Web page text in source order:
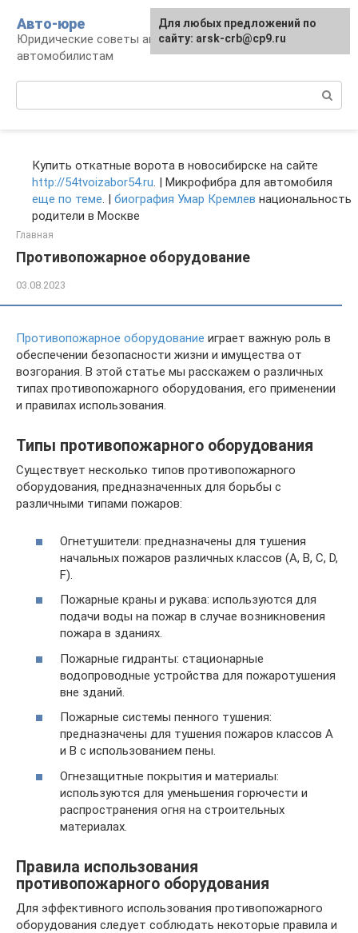
контенту
Авто-юре
Юридические советы автовладельцам и
автомобилистам
Купить откатные ворота в новосибирске на сайте
http://54tvoizabor54.ru. | Микрофибра для автомобиля
еще по теме. | биография Умар Кремлев национальность
родители в Москве
Главная
Противопожарное оборудование
03.08.2023
Противопожарное оборудование играет важную роль в
обеспечении безопасности жизни и имущества от
возгорания. В этой статье мы расскажем о различных
типах противопожарного оборудования, его применении
и правилах использования.
Типы противопожарного оборудования
Существует несколько типов противопожарного
оборудования, предназначенных для борьбы с
различными типами пожаров:
Огнетушители: предназначены для тушения
начальных пожаров различных классов (А, В, С, D,
F).
Пожарные краны и рукава: используются для
подачи воды на пожар в случае возникновения
пожара в зданиях.
Пожарные гидранты: стационарные
водопроводные устройства для пожаротушения
вне зданий.
Пожарные системы пенного тушения:
предназначены для тушения пожаров классов А
и В с использованием пены.
Огнезащитные покрытия и материалы:
используются для уменьшения горючести и
распространения огня на строительных
материалах.
Правила использования
противопожарного оборудования
Для эффективного использования противопожарного
оборудования следует соблюдать некоторые правила и
Для любых предложений по
сайту: arsk-crb@cp9.ru